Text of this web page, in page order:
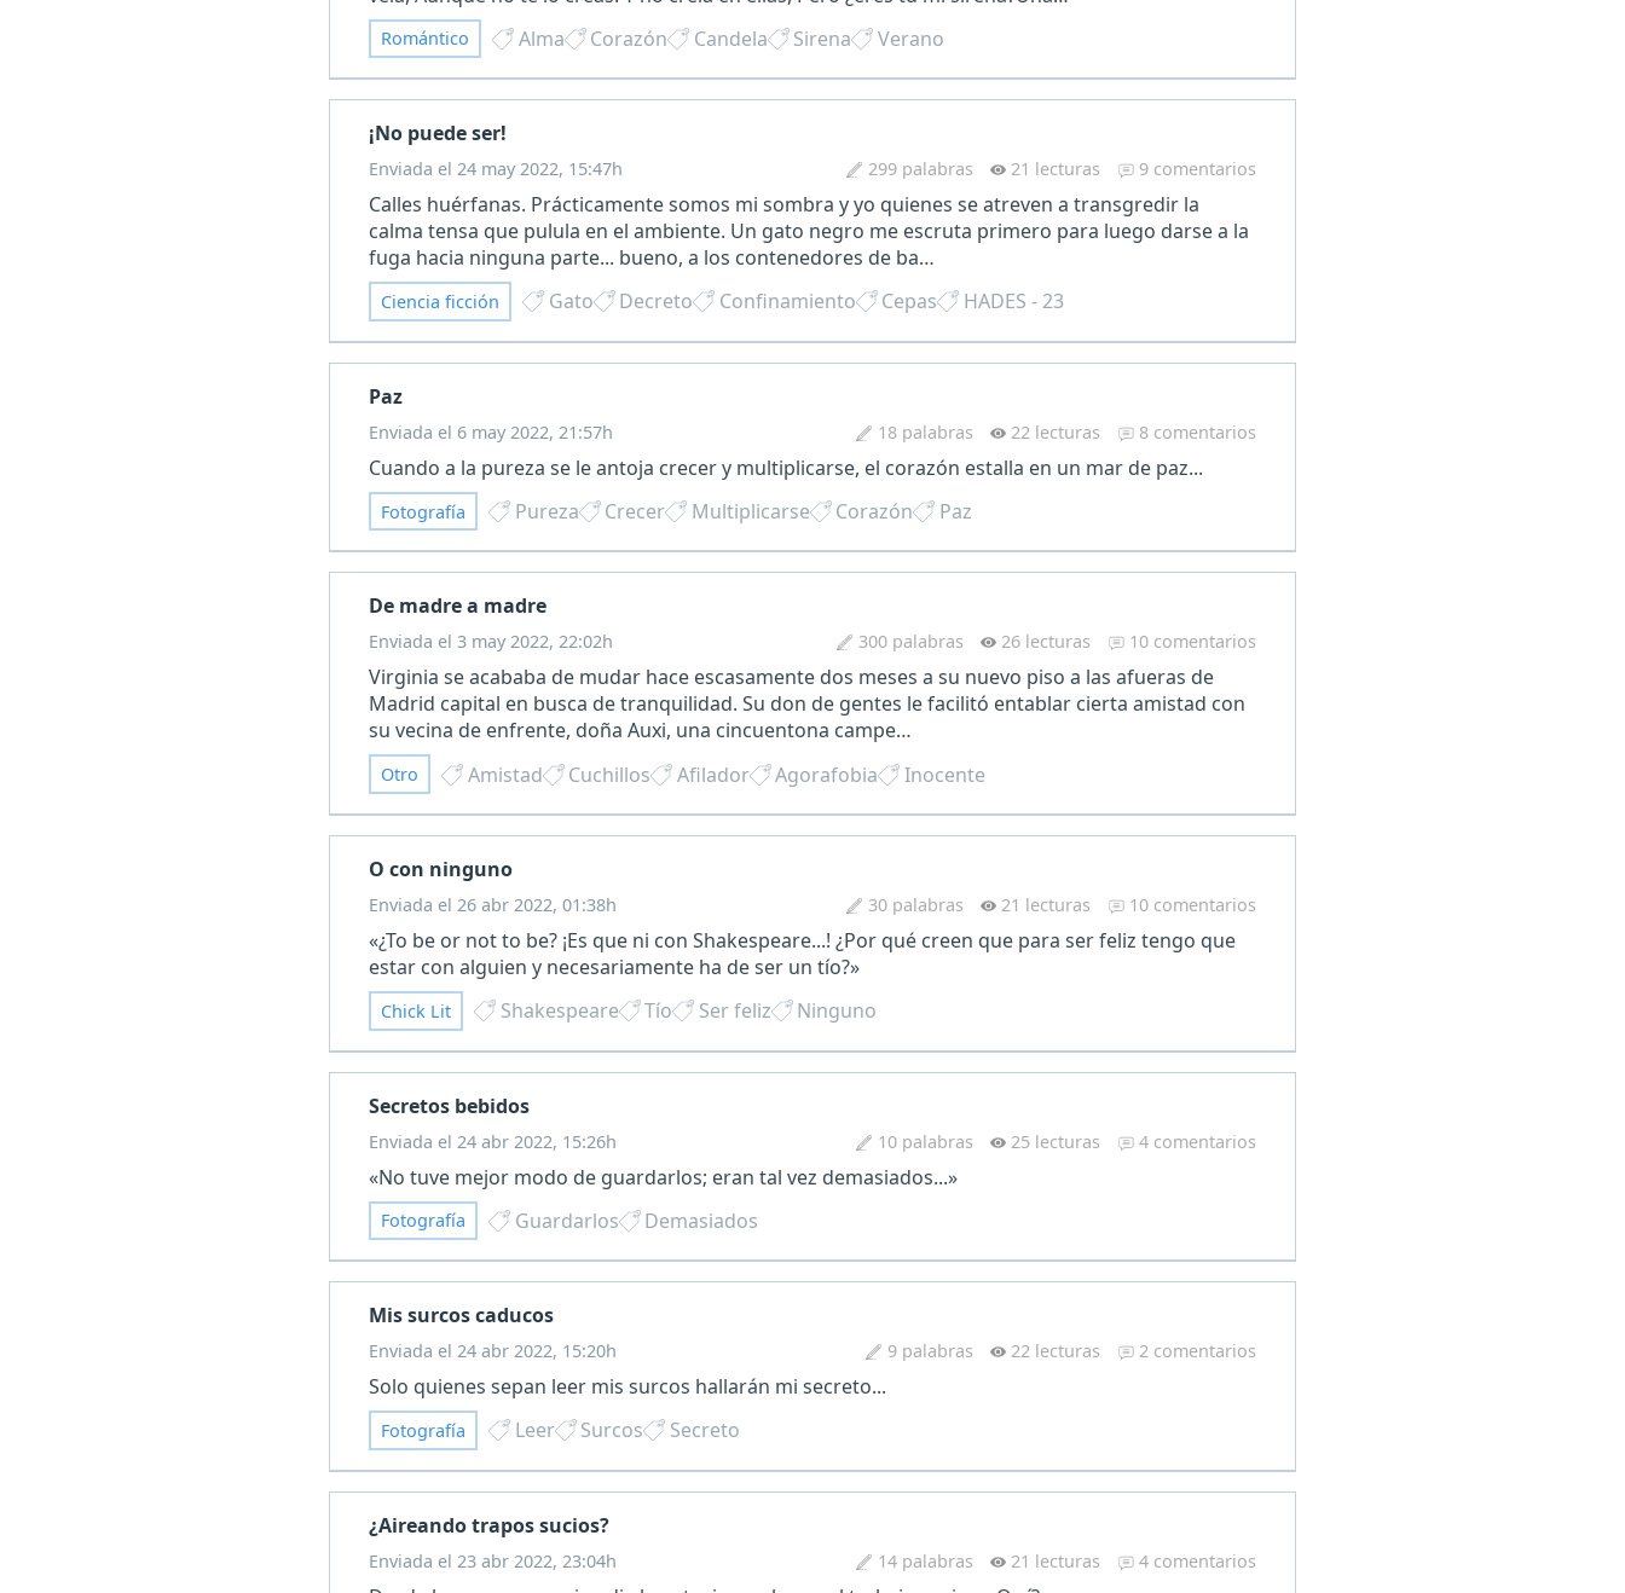
Romántico Alma Corazón Candela Sirena Verano
¡No puede ser!
Enviada el 24 may 2022, 15:47h 299 palabras 21 lecturas 9 comentarios
Calles huérfanas. Prácticamente somos mi sombra y yo quienes se atreven a transgredir la
calma tensa que pulula en el ambiente. Un gato negro me escruta primero para luego darse a la
fuga hacia ninguna parte... bueno, a los contenedores de ba…
Ciencia ficción Gato Decreto Confinamiento Cepas HADES - 23
Paz
Enviada el 6 may 2022, 21:57h 18 palabras 22 lecturas 8 comentarios
Cuando a la pureza se le antoja crecer y multiplicarse, el corazón estalla en un mar de paz...
Fotografía Pureza Crecer Multiplicarse Corazón Paz
De madre a madre
Enviada el 3 may 2022, 22:02h 300 palabras 26 lecturas 10 comentarios
Virginia se acababa de mudar hace escasamente dos meses a su nuevo piso a las afueras de
Madrid capital en busca de tranquilidad. Su don de gentes le facilitó entablar cierta amistad con
su vecina de enfrente, doña Auxi, una cincuentona campe…
Otro Amistad Cuchillos Afilador Agorafobia Inocente
O con ninguno
Enviada el 26 abr 2022, 01:38h 30 palabras 21 lecturas 10 comentarios
«¿To be or not to be? ¡Es que ni con Shakespeare...! ¿Por qué creen que para ser feliz tengo que
estar con alguien y necesariamente ha de ser un tío?»
Chick Lit Shakespeare Tío Ser feliz Ninguno
Secretos bebidos
Enviada el 24 abr 2022, 15:26h 10 palabras 25 lecturas 4 comentarios
«No tuve mejor modo de guardarlos; eran tal vez demasiados...»
Fotografía Guardarlos Demasiados
Mis surcos caducos
Enviada el 24 abr 2022, 15:20h 9 palabras 22 lecturas 2 comentarios
Solo quienes sepan leer mis surcos hallarán mi secreto...
Fotografía Leer Surcos Secreto
¿Aireando trapos sucios?
Enviada el 23 abr 2022, 23:04h 14 palabras 21 lecturas 4 comentarios